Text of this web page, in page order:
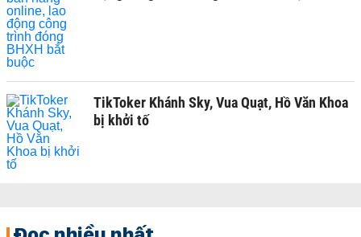
TikToker Khánh Sky, Vua Quạt, Hồ Văn Khoa
bị khởi tố